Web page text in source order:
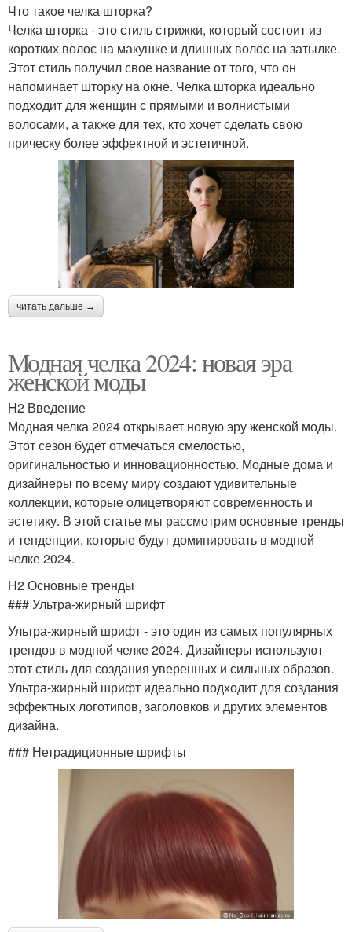
Что такое челка шторка?
Челка шторка - это стиль стрижки, который состоит из
коротких волос на макушке и длинных волос на затылке.
Этот стиль получил свое название от того, что он
напоминает шторку на окне. Челка шторка идеально
подходит для женщин с прямыми и волнистыми
волосами, а также для тех, кто хочет сделать свою
прическу более эффектной и эстетичной.
читать дальше →
Модная челка 2024: новая эра
женской моды
H2 Введение
Модная челка 2024 открывает новую эру женской моды.
Этот сезон будет отмечаться смелостью,
оригинальностью и инновационностью. Модные дома и
дизайнеры по всему миру создают удивительные
коллекции, которые олицетворяют современность и
эстетику. В этой статье мы рассмотрим основные тренды
и тенденции, которые будут доминировать в модной
челке 2024.
H2 Основные тренды
### Ультра-жирный шрифт
Ультра-жирный шрифт - это один из самых популярных
трендов в модной челке 2024. Дизайнеры используют
этот стиль для создания уверенных и сильных образов.
Ультра-жирный шрифт идеально подходит для создания
эффектных логотипов, заголовков и других элементов
дизайна.
### Нетрадиционные шрифты